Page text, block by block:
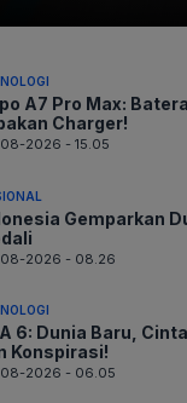
A7 Pro Max:
Charger!
2026 - 15.05
Gemparkan
2026 - 08.26
6: Dunia Baru,
Konspirasi!
2026 - 06.05